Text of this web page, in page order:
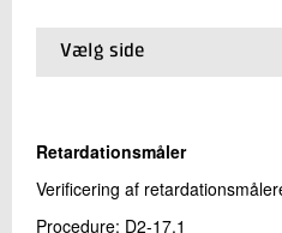
Chefkonsulent
Automobilteknik
Vælg side
01.Startside
04.Gasanalyseudstyr
05.Røggasmålere
Retardationsmåler
Verificering af
Procedure: D2-17.1